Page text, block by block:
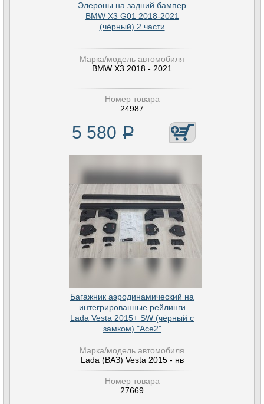
Элероны на задний бампер
BMW X3 G01 2018-2021
(чёрный) 2 части
Марка/модель автомобиля
BMW X3 2018 - 2021
Номер товара
24987
5 580 Р
Багажник аэродинамический на
интегрированные рейлинги
Lada Vesta 2015+ SW (чёрный с
замком) "Ace2"
Марка/модель автомобиля
Lada (ВАЗ) Vesta 2015 - нв
Номер товара
27669